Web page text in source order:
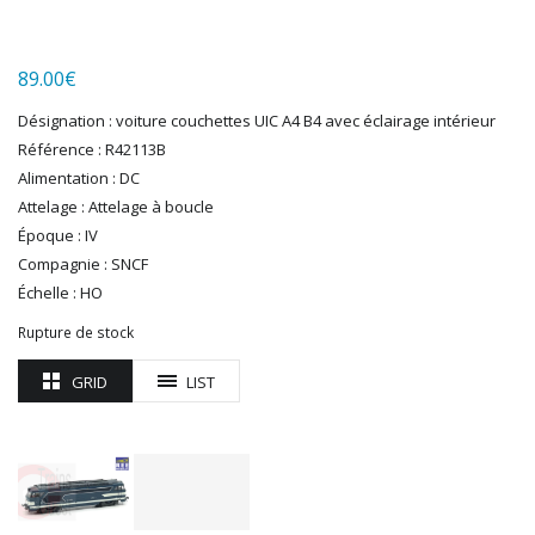
MAKETTE
MARLKIN
MKD
NOREV
NOVATEUR MODELES
PECO
PG mini
PIKO
PN SUD MODELISME
PRINCE AUGUST
RÉGIONS ET COMPAGNIES
89.00€
Désignation : voiture couchettes UIC A4 B4 avec éclairage intérieur
Référence : R42113B
Alimentation : DC
Attelage : Attelage à boucle
Époque : IV
Compagnie : SNCF
Échelle : HO
Rupture de stock
GRID LIST